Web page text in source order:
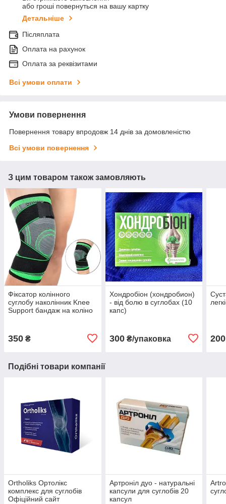
або гроші повернуться на вашу картку
Детальніше
Післяплата
Оплата на рахунок
Оплата за реквізитами
Всі умови оплати
Умови повернення
Повернення товару впродовж 14 днів за домовленістю
Всі умови повернення
З цим товаром також замовляють
Фіксатор колінного
суглобу наколінник Knee
Support бандаж на коліно
350 ₴
Хондробіон (хондробион)
- від болю в суглобах (10
капс)
300₴/упаковка 200
Подібні товари компанії
Ortholiks Ортолікс
комплекс для суглобів
Офіційний сайт
Артроніл дуо - натуральні
капсули для суглобів 20
капсул